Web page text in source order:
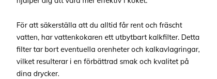
För att säkerställa att du alltid får rent och fräscht
vatten, har vattenkokaren ett utbytbart kalkfilter. Detta
filter tar bort eventuella orenheter och kalkavlagringar,
vilket resulterar i en förbättrad smak och kvalitet på
dina drycker.